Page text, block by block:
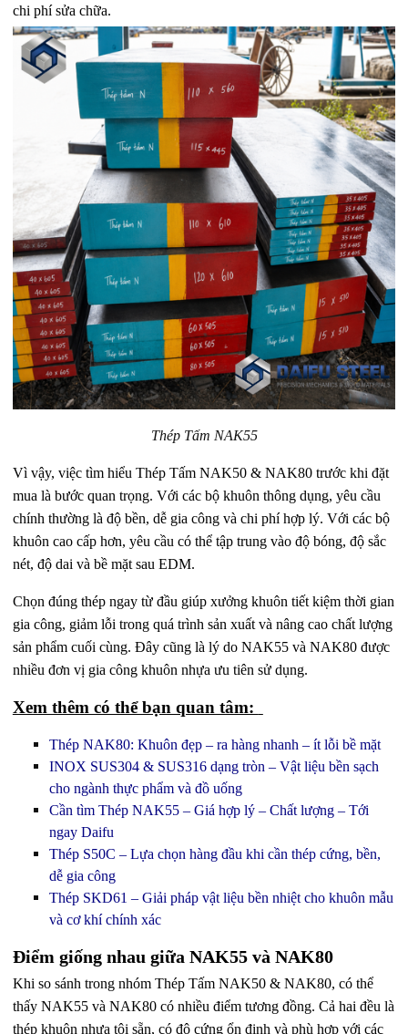
chi phí sửa chữa.
Thép Tấm NAK55
Vì vậy, việc tìm hiểu Thép Tấm NAK50 & NAK80 trước khi đặt
mua là bước quan trọng. Với các bộ khuôn thông dụng, yêu cầu
chính thường là độ bền, dễ gia công và chi phí hợp lý. Với các bộ
khuôn cao cấp hơn, yêu cầu có thể tập trung vào độ bóng, độ sắc
nét, độ dai và bề mặt sau EDM.
Chọn đúng thép ngay từ đầu giúp xưởng khuôn tiết kiệm thời gian
gia công, giảm lỗi trong quá trình sản xuất và nâng cao chất lượng
sản phẩm cuối cùng. Đây cũng là lý do NAK55 và NAK80 được
nhiều đơn vị gia công khuôn nhựa ưu tiên sử dụng.
Xem thêm có thể bạn quan tâm:
Thép NAK80: Khuôn đẹp – ra hàng nhanh – ít lỗi bề mặt
INOX SUS304 & SUS316 dạng tròn – Vật liệu bền sạch
cho ngành thực phẩm và đồ uống
Cần tìm Thép NAK55 – Giá hợp lý – Chất lượng – Tới
ngay Daifu
Thép S50C – Lựa chọn hàng đầu khi cần thép cứng, bền,
dễ gia công
Thép SKD61 – Giải pháp vật liệu bền nhiệt cho khuôn mẫu
và cơ khí chính xác
Điểm giống nhau giữa NAK55 và NAK80
Khi so sánh trong nhóm Thép Tấm NAK50 & NAK80, có thể
thấy NAK55 và NAK80 có nhiều điểm tương đồng. Cả hai đều là
thép khuôn nhựa tôi sẵn, có độ cứng ổn định và phù hợp với các